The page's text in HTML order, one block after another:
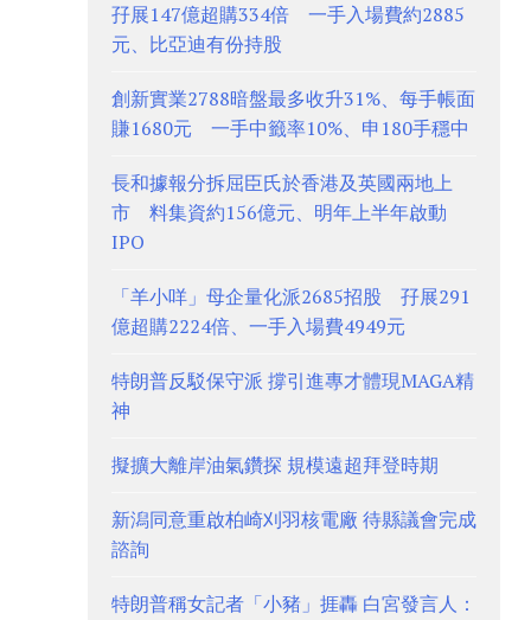
孖展147億超購334倍 一手入場費約2885
元、比亞迪有份持股
創新實業2788暗盤最多收升31%、每手帳面
賺1680元 一手中籤率10%、申180手穩中
長和據報分拆屈臣氏於香港及英國兩地上
市 料集資約156億元、明年上半年啟動
IPO
「羊小咩」母企量化派2685招股 孖展291
億超購2224倍、一手入場費4949元
特朗普反駁保守派 撐引進專才體現MAGA精
神
擬擴大離岸油氣鑽探 規模遠超拜登時期
新潟同意重啟柏崎刈羽核電廠 待縣議會完成
諮詢
特朗普稱女記者「小豬」捱轟 白宮發言人：